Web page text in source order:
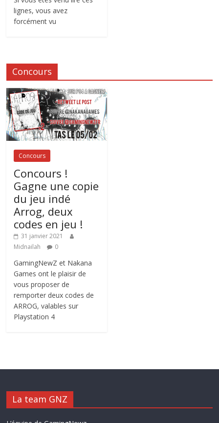
lignes, vous avez
forcément vu
Concours
Concours
Concours !
Gagne une copie
du jeu indé
Arrog, deux
codes en jeu !
31 janvier 2021
Midnailah
0
GamingNewZ et Nakana
Games ont le plaisir de
vous proposer de
remporter deux codes de
ARROG, valables sur
Playstation 4
La team GNZ